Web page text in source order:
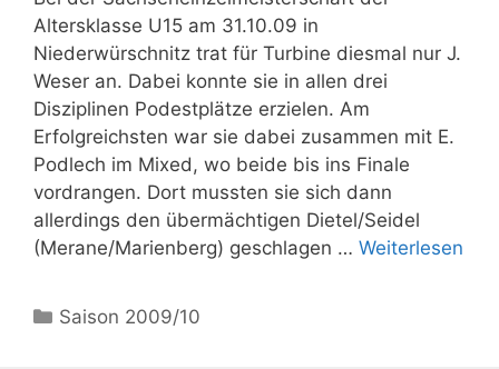
Altersklasse U15 am 31.10.09 in
Niederwürschnitz trat für Turbine diesmal nur J.
Weser an. Dabei konnte sie in allen drei
Disziplinen Podestplätze erzielen. Am
Erfolgreichsten war sie dabei zusammen mit E.
Podlech im Mixed, wo beide bis ins Finale
vordrangen. Dort mussten sie sich dann
allerdings den übermächtigen Dietel/Seidel
(Merane/Marienberg) geschlagen … Weiterlesen
Kategorien
Saison 2009/10